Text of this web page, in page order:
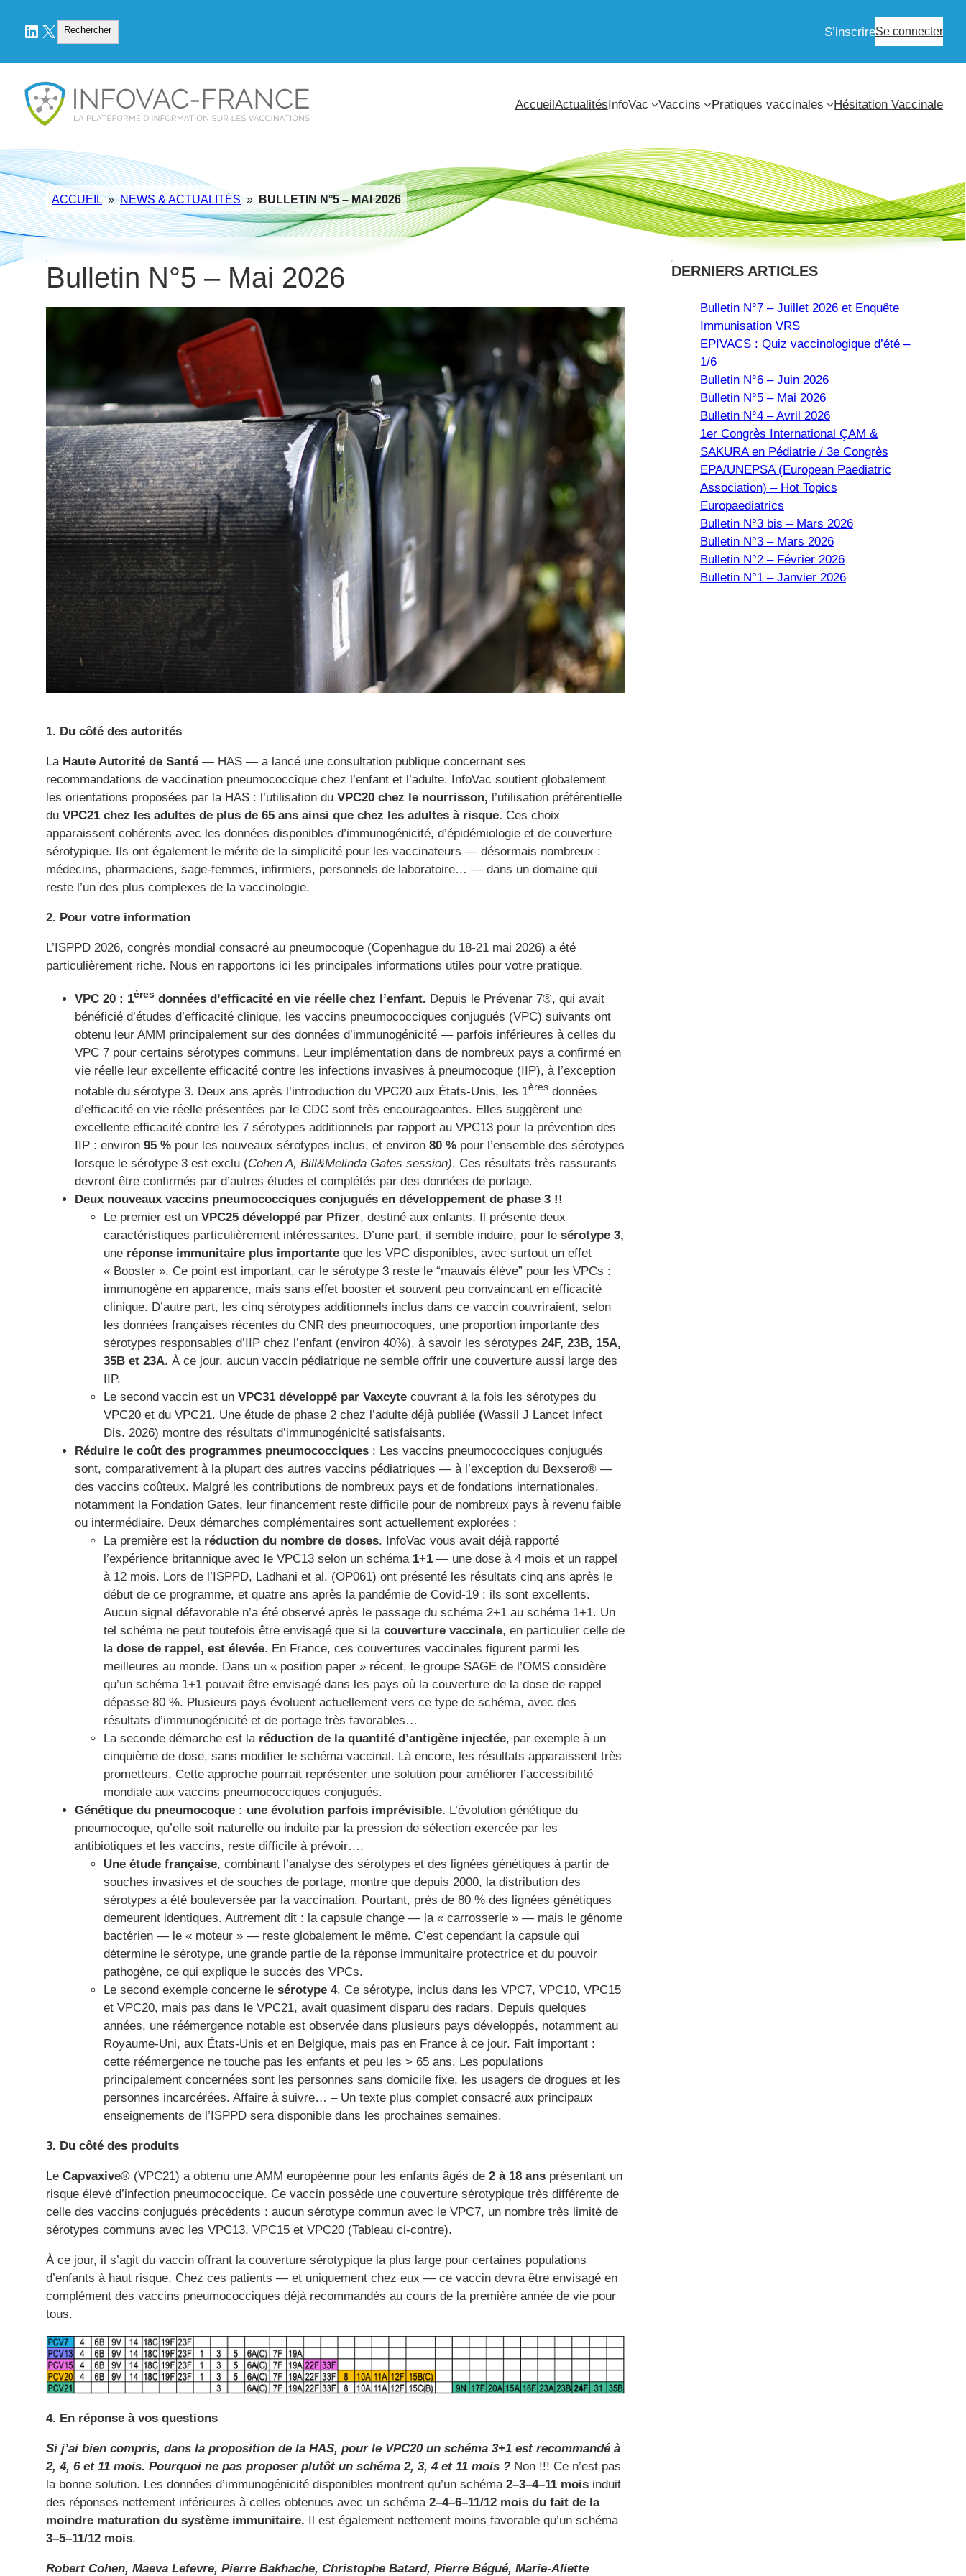
LinkedIn
X Rechercher
Rechercher S’inscrireSe connecter
AccueilActualitésInfoVac Vaccins Pratiques vaccinales Hésitation Vaccinale
ACCUEIL » NEWS & ACTUALITÉS » BULLETIN N°5 – MAI 2026
Bulletin N°5 – Mai 2026
1. Du côté des autorités
La Haute Autorité de Santé — HAS — a lancé une consultation publique concernant ses
recommandations de vaccination pneumococcique chez l’enfant et l’adulte. InfoVac soutient globalement
les orientations proposées par la HAS : l’utilisation du VPC20 chez le nourrisson, l’utilisation préférentielle
du VPC21 chez les adultes de plus de 65 ans ainsi que chez les adultes à risque. Ces choix
apparaissent cohérents avec les données disponibles d’immunogénicité, d’épidémiologie et de couverture
sérotypique. Ils ont également le mérite de la simplicité pour les vaccinateurs — désormais nombreux :
médecins, pharmaciens, sage-femmes, infirmiers, personnels de laboratoire… — dans un domaine qui
reste l’un des plus complexes de la vaccinologie.
2. Pour votre information
L’ISPPD 2026, congrès mondial consacré au pneumocoque (Copenhague du 18-21 mai 2026) a été
particulièrement riche. Nous en rapportons ici les principales informations utiles pour votre pratique.
VPC 20 : 1ères données d’efficacité en vie réelle chez l’enfant. Depuis le Prévenar 7®, qui avait
bénéficié d’études d’efficacité clinique, les vaccins pneumococciques conjugués (VPC) suivants ont
obtenu leur AMM principalement sur des données d’immunogénicité — parfois inférieures à celles du
VPC 7 pour certains sérotypes communs. Leur implémentation dans de nombreux pays a confirmé en
vie réelle leur excellente efficacité contre les infections invasives à pneumocoque (IIP), à l’exception
notable du sérotype 3. Deux ans après l’introduction du VPC20 aux États-Unis, les 1ères données
d’efficacité en vie réelle présentées par le CDC sont très encourageantes. Elles suggèrent une
excellente efficacité contre les 7 sérotypes additionnels par rapport au VPC13 pour la prévention des
IIP : environ 95 % pour les nouveaux sérotypes inclus, et environ 80 % pour l’ensemble des sérotypes
lorsque le sérotype 3 est exclu (Cohen A, Bill&Melinda Gates session). Ces résultats très rassurants
devront être confirmés par d’autres études et complétés par des données de portage.
Deux nouveaux vaccins pneumococciques conjugués en développement de phase 3 !!
Le premier est un VPC25 développé par Pfizer, destiné aux enfants. Il présente deux
caractéristiques particulièrement intéressantes. D’une part, il semble induire, pour le sérotype 3,
une réponse immunitaire plus importante que les VPC disponibles, avec surtout un effet
« Booster ». Ce point est important, car le sérotype 3 reste le “mauvais élève” pour les VPCs :
immunogène en apparence, mais sans effet booster et souvent peu convaincant en efficacité
clinique. D’autre part, les cinq sérotypes additionnels inclus dans ce vaccin couvriraient, selon
les données françaises récentes du CNR des pneumocoques, une proportion importante des
sérotypes responsables d’IIP chez l’enfant (environ 40%), à savoir les sérotypes 24F, 23B, 15A,
35B et 23A. À ce jour, aucun vaccin pédiatrique ne semble offrir une couverture aussi large des
IIP.
Le second vaccin est un VPC31 développé par Vaxcyte couvrant à la fois les sérotypes du
VPC20 et du VPC21. Une étude de phase 2 chez l’adulte déjà publiée (Wassil J Lancet Infect
Dis. 2026) montre des résultats d’immunogénicité satisfaisants.
Réduire le coût des programmes pneumococciques : Les vaccins pneumococciques conjugués
sont, comparativement à la plupart des autres vaccins pédiatriques — à l’exception du Bexsero® —
des vaccins coûteux. Malgré les contributions de nombreux pays et de fondations internationales,
notamment la Fondation Gates, leur financement reste difficile pour de nombreux pays à revenu faible
ou intermédiaire. Deux démarches complémentaires sont actuellement explorées :
La première est la réduction du nombre de doses. InfoVac vous avait déjà rapporté
l’expérience britannique avec le VPC13 selon un schéma 1+1 — une dose à 4 mois et un rappel
à 12 mois. Lors de l’ISPPD, Ladhani et al. (OP061) ont présenté les résultats cinq ans après le
début de ce programme, et quatre ans après la pandémie de Covid-19 : ils sont excellents.
Aucun signal défavorable n’a été observé après le passage du schéma 2+1 au schéma 1+1. Un
tel schéma ne peut toutefois être envisagé que si la couverture vaccinale, en particulier celle de
la dose de rappel, est élevée. En France, ces couvertures vaccinales figurent parmi les
meilleures au monde. Dans un « position paper » récent, le groupe SAGE de l’OMS considère
qu’un schéma 1+1 pouvait être envisagé dans les pays où la couverture de la dose de rappel
dépasse 80 %. Plusieurs pays évoluent actuellement vers ce type de schéma, avec des
résultats d’immunogénicité et de portage très favorables…
La seconde démarche est la réduction de la quantité d’antigène injectée, par exemple à un
cinquième de dose, sans modifier le schéma vaccinal. Là encore, les résultats apparaissent très
prometteurs. Cette approche pourrait représenter une solution pour améliorer l’accessibilité
mondiale aux vaccins pneumococciques conjugués.
Génétique du pneumocoque : une évolution parfois imprévisible. L’évolution génétique du
pneumocoque, qu’elle soit naturelle ou induite par la pression de sélection exercée par les
antibiotiques et les vaccins, reste difficile à prévoir….
Une étude française, combinant l’analyse des sérotypes et des lignées génétiques à partir de
souches invasives et de souches de portage, montre que depuis 2000, la distribution des
sérotypes a été bouleversée par la vaccination. Pourtant, près de 80 % des lignées génétiques
demeurent identiques. Autrement dit : la capsule change — la « carrosserie » — mais le génome
bactérien — le « moteur » — reste globalement le même. C’est cependant la capsule qui
détermine le sérotype, une grande partie de la réponse immunitaire protectrice et du pouvoir
pathogène, ce qui explique le succès des VPCs.
Le second exemple concerne le sérotype 4. Ce sérotype, inclus dans les VPC7, VPC10, VPC15
et VPC20, mais pas dans le VPC21, avait quasiment disparu des radars. Depuis quelques
années, une réémergence notable est observée dans plusieurs pays développés, notamment au
Royaume-Uni, aux États-Unis et en Belgique, mais pas en France à ce jour. Fait important :
cette réémergence ne touche pas les enfants et peu les > 65 ans. Les populations
principalement concernées sont les personnes sans domicile fixe, les usagers de drogues et les
personnes incarcérées. Affaire à suivre… – Un texte plus complet consacré aux principaux
enseignements de l’ISPPD sera disponible dans les prochaines semaines.
3. Du côté des produits
Le Capvaxive® (VPC21) a obtenu une AMM européenne pour les enfants âgés de 2 à 18 ans présentant un
risque élevé d’infection pneumococcique. Ce vaccin possède une couverture sérotypique très différente de
celle des vaccins conjugués précédents : aucun sérotype commun avec le VPC7, un nombre très limité de
sérotypes communs avec les VPC13, VPC15 et VPC20 (Tableau ci-contre).
À ce jour, il s’agit du vaccin offrant la couverture sérotypique la plus large pour certaines populations
d’enfants à haut risque. Chez ces patients — et uniquement chez eux — ce vaccin devra être envisagé en
complément des vaccins pneumococciques déjà recommandés au cours de la première année de vie pour
tous.
4. En réponse à vos questions
Si j’ai bien compris, dans la proposition de la HAS, pour le VPC20 un schéma 3+1 est recommandé à
2, 4, 6 et 11 mois. Pourquoi ne pas proposer plutôt un schéma 2, 3, 4 et 11 mois ? Non !!! Ce n’est pas
la bonne solution. Les données d’immunogénicité disponibles montrent qu’un schéma 2–3–4–11 mois induit
des réponses nettement inférieures à celles obtenues avec un schéma 2–4–6–11/12 mois du fait de la
moindre maturation du système immunitaire. Il est également nettement moins favorable qu’un schéma
3–5–11/12 mois.
Robert Cohen, Maeva Lefevre, Pierre Bakhache, Christophe Batard, Pierre Bégué, Marie-Aliette
DERNIERS ARTICLES
Bulletin N°7 – Juillet 2026 et Enquête
Immunisation VRS
EPIVACS : Quiz vaccinologique d’été –
1/6
Bulletin N°6 – Juin 2026
Bulletin N°5 – Mai 2026
Bulletin N°4 – Avril 2026
1er Congrès International ÇAM &
SAKURA en Pédiatrie / 3e Congrès
EPA/UNEPSA (European Paediatric
Association) – Hot Topics
Europaediatrics
Bulletin N°3 bis – Mars 2026
Bulletin N°3 – Mars 2026
Bulletin N°2 – Février 2026
Bulletin N°1 – Janvier 2026